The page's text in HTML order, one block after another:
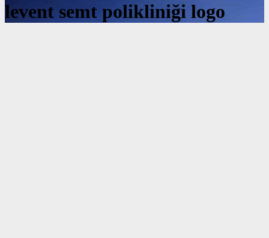
levent semt polikliniği logo